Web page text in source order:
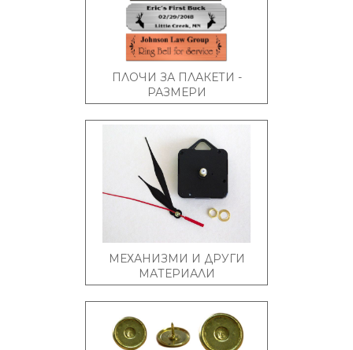
ПЛОЧИ ЗА ПЛАКЕТИ -
РАЗМЕРИ
МЕХАНИЗМИ И ДРУГИ
МАТЕРИАЛИ